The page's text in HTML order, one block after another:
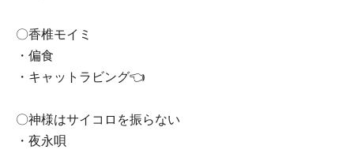
〇香椎モイミ
・偏食
・キャットラビング👈
〇神様はサイコロを振らない
・夜永唄